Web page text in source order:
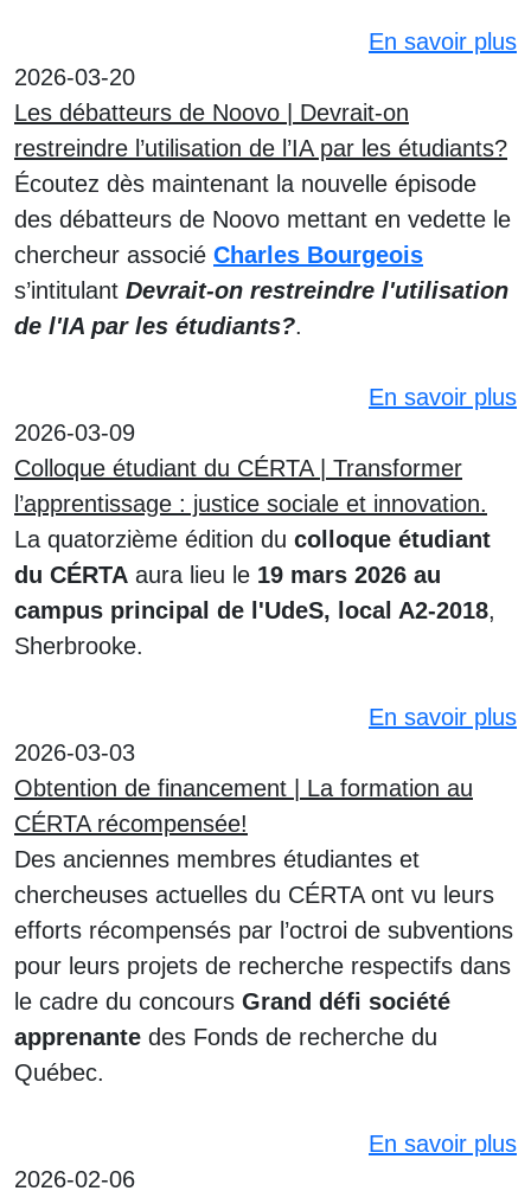
En savoir plus
2026-03-20
Les débatteurs de Noovo | Devrait-on
restreindre l’utilisation de l’IA par les étudiants?
Écoutez dès maintenant la nouvelle épisode
des débatteurs de Noovo mettant en vedette le
chercheur associé Charles Bourgeois
s’intitulant Devrait-on restreindre l'utilisation
de l'IA par les étudiants?.
En savoir plus
2026-03-09
Colloque étudiant du CÉRTA | Transformer
l’apprentissage : justice sociale et innovation.
La quatorzième édition du colloque étudiant
du CÉRTA aura lieu le 19 mars 2026 au
campus principal de l'UdeS, local A2-2018,
Sherbrooke.
En savoir plus
2026-03-03
Obtention de financement | La formation au
CÉRTA récompensée!
Des anciennes membres étudiantes et
chercheuses actuelles du CÉRTA ont vu leurs
efforts récompensés par l’octroi de subventions
pour leurs projets de recherche respectifs dans
le cadre du concours Grand défi société
apprenante des Fonds de recherche du
Québec.
En savoir plus
2026-02-06